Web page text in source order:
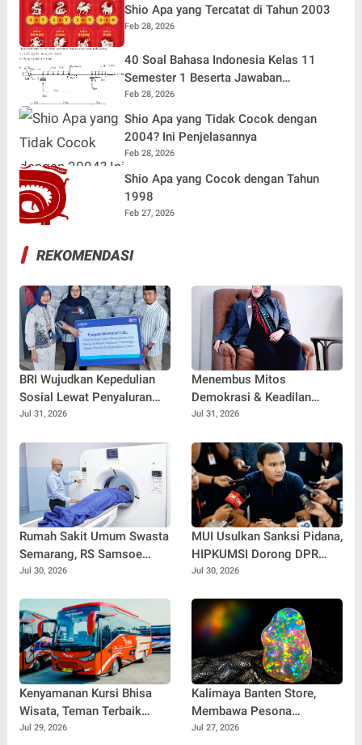
Shio Apa yang Tercatat di Tahun 2003
Feb 28, 2026
40 Soal Bahasa Indonesia Kelas 11
Semester 1 Beserta Jawaban
Terlengkap
Feb 28, 2026
Shio Apa yang Tidak Cocok dengan
2004? Ini Penjelasannya
Feb 28, 2026
Shio Apa yang Cocok dengan Tahun
1998
Feb 27, 2026
REKOMENDASI
BRI Wujudkan Kepedulian
Sosial Lewat Penyaluran
Paket Sembako di
Jul 31, 2026
Menembus Mitos
Demokrasi & Keadilan
Sosial: Adv. Fara Fariha
Simpati Publik dan Aksi
Main Hakim Sendiri
Jul 31, 2026
Rumah Sakit Umum Swasta
Semarang, RS Samsoe
Hidajat Perluas Layanan
Jul 30, 2026
MUI Usulkan Sanksi Pidana,
HIPKUMSI Dorong DPR
Segera Bertindak
Jul 30, 2026
Kenyamanan Kursi Bhisa
Wisata, Teman Terbaik
untuk Perjalanan Jauh
Jul 29, 2026
Kalimaya Banten Store,
Membawa Pesona
Kalimaya Banten
Jul 27, 2026